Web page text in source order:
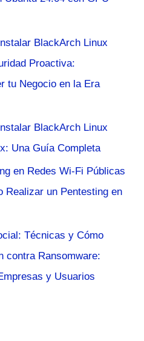
BlackArch Linux
Proactiva:
tu Negocio en la Era
BlackArch Linux
Una Guía Completa
en Redes Wi-Fi Públicas
Realizar un Pentesting en
Técnicas y Cómo
contra Ransomware:
y Usuarios